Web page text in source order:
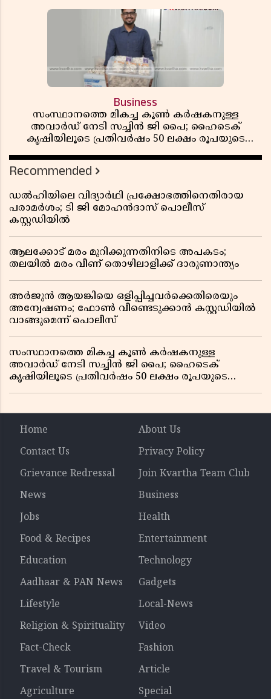
Business
സംസ്ഥാനത്തെ മികച്ച കൂൺ കർഷകനുള്ള
അവാർഡ് നേടി സച്ചിൻ ജി പൈ; ഹൈടെക്
കൃഷിയിലൂടെ പ്രതിവർഷം 50 ലക്ഷം രൂപയുടെ
Recommended
ഡൽഹിയിലെ വിദ്യാർഥി പ്രക്ഷോഭത്തിനെതിരായ
പരാമർശം; ടി ജി മോഹൻദാസ് പൊലീസ്
കസ്റ്റഡിയിൽ
ആലക്കോട് മരം മുറിക്കുന്നതിനിടെ അപകടം;
തലയിൽ മരം വീണ് തൊഴിലാളിക്ക് ദാരുണാന്ത്യം
അർജുൻ ആയങ്കിയെ ഒളിപ്പിച്ചവർക്കെതിരെയും
അന്വേഷണം; ഫോൺ വീണ്ടെടുക്കാൻ കസ്റ്റഡിയിൽ
വാങ്ങുമെന്ന് പൊലീസ്
സംസ്ഥാനത്തെ മികച്ച കൂൺ കർഷകനുള്ള
അവാർഡ് നേടി സച്ചിൻ ജി പൈ; ഹൈടെക്
കൃഷിയിലൂടെ പ്രതിവർഷം 50 ലക്ഷം രൂപയുടെ
Home
About Us
Contact Us
Privacy Policy
Grievance Redressal
Join Kvartha Team Club
News
Business
Jobs
Health
Food & Recipes
Entertainment
Education
Technology
Aadhaar & PAN News
Gadgets
Lifestyle
Local-News
Religion & Spirituality
Video
Fact-Check
Fashion
Travel & Tourism
Article
Agriculture
Special